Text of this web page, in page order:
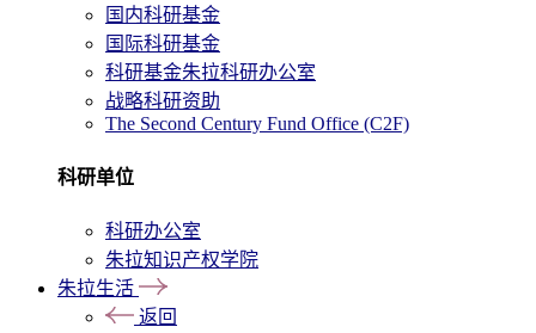
国内科研基金
国际科研基金
科研基金朱拉科研办公室
战略科研资助
The Second Century Fund Office (C2F)
科研单位
科研办公室
朱拉知识产权学院
朱拉生活
返回